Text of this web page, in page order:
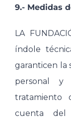
9.- Medidas
LA
índole
garanticen la
personal y
tratamiento
cuenta